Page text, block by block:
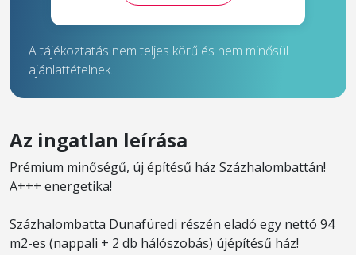
A tájékoztatás nem teljes körű és nem minősül
ajánlattételnek.
Az ingatlan leírása
Prémium minőségű, új építésű ház Százhalombattán!
A+++ energetika!
Százhalombatta Dunafüredi részén eladó egy nettó 94
m2-es (nappali + 2 db hálószobás) újépítésű ház!